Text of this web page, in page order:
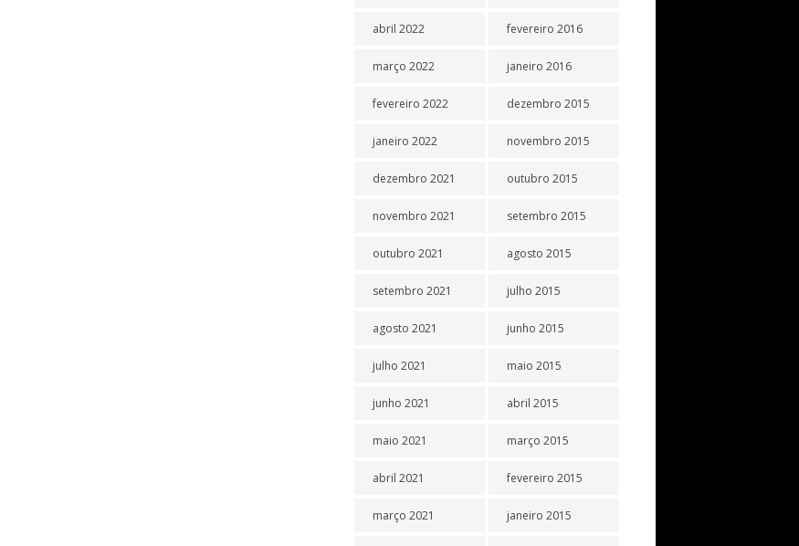
abril 2022
março 2022
fevereiro 2022
janeiro 2022
dezembro 2021
novembro 2021
outubro 2021
setembro 2021
agosto 2021
julho 2021
junho 2021
maio 2021
abril 2021
março 2021
fevereiro 2016
janeiro 2016
dezembro 2015
novembro 2015
outubro 2015
setembro 2015
agosto 2015
julho 2015
junho 2015
maio 2015
abril 2015
março 2015
fevereiro 2015
janeiro 2015